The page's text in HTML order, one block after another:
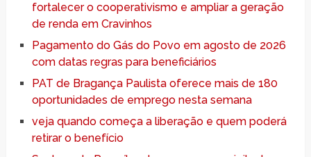
fortalecer o cooperativismo e ampliar a geração
de renda em Cravinhos
Pagamento do Gás do Povo em agosto de 2026
com datas regras para beneficiários
PAT de Bragança Paulista oferece mais de 180
oportunidades de emprego nesta semana
veja quando começa a liberação e quem poderá
retirar o benefício